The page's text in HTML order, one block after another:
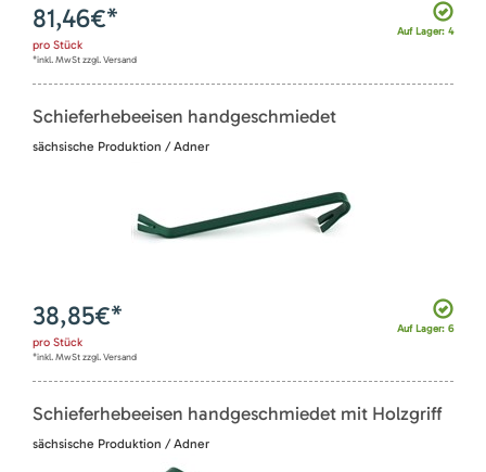
Auf Lager: 4
81,46€*
pro Stück
*inkl. MwSt zzgl. Versand
Schieferhebeeisen handgeschmiedet
sächsische Produktion / Adner
Auf Lager: 6
38,85€*
pro Stück
*inkl. MwSt zzgl. Versand
Schieferhebeeisen handgeschmiedet mit Holzgriff
sächsische Produktion / Adner